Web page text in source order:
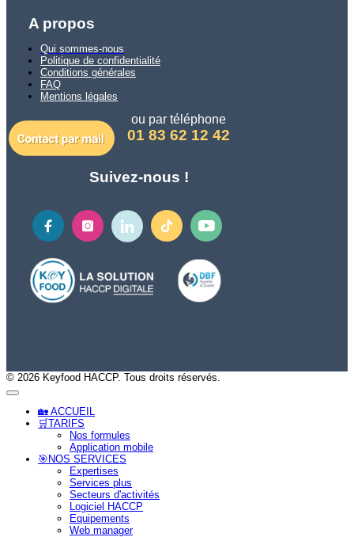
A propos
Qui sommes-nous
Politique de confidentialité
Conditions générales
FAQ
Mentions légales
ou par téléphone
01 83 62 12 42
Suivez-nous !
© 2026 Keyfood HACCP. Tous droits réservés.
🏡 ACCUEIL
🛒TARIFS
Nos formules
Application mobile
🎯NOS SERVICES
Expertises
Services plus
Secteurs d'activités
Logiciel HACCP
Equipements
Web manager